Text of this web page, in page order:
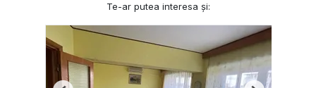
Te-ar putea interesa și: